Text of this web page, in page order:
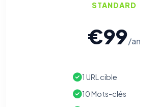
STANDARD
€99/an
1 URL cible
10 Mots-clés